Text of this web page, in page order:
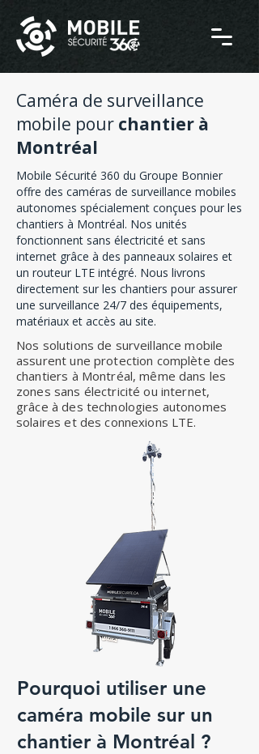
Caméra de surveillance
mobile pour chantier à
Montréal
Mobile Sécurité 360 du Groupe Bonnier
offre des caméras de surveillance mobiles
autonomes spécialement conçues pour les
chantiers à Montréal. Nos unités
fonctionnent sans électricité et sans
internet grâce à des panneaux solaires et
un routeur LTE intégré. Nous livrons
directement sur les chantiers pour assurer
une surveillance 24/7 des équipements,
matériaux et accès au site.
Nos solutions de surveillance mobile
assurent une protection complète des
chantiers à Montréal, même dans les
zones sans électricité ou internet,
grâce à des technologies autonomes
solaires et des connexions LTE.
Pourquoi utiliser une
caméra mobile sur un
chantier à Montréal ?